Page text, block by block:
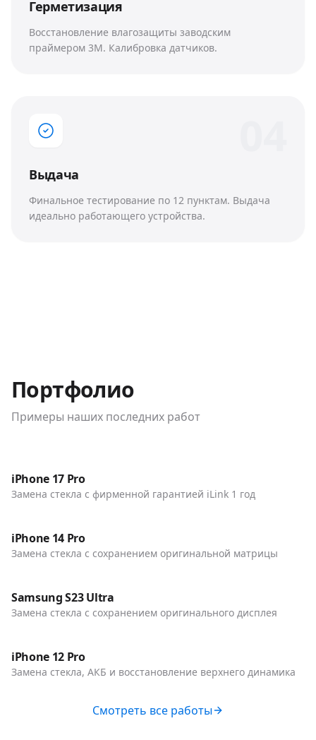
Герметизация
Восстановление влагозащиты заводским
праймером 3M. Калибровка датчиков.
Выдача
Финальное тестирование по 12 пунктам. Выдача
идеально работающего устройства.
Портфолио
Примеры наших последних работ
Телефоны
iPhone 17 Pro
Замена стекла с фирменной гарантией iLink 1 год
Телефоны
До / После
iPhone 14 Pro
Замена стекла с сохранением оригинальной матрицы
Телефоны
До / После
Samsung S23 Ultra
Замена стекла с сохранением оригинального дисплея
Телефоны
До / После
iPhone 12 Pro
Замена стекла, АКБ и восстановление верхнего динамика
Смотреть все работы